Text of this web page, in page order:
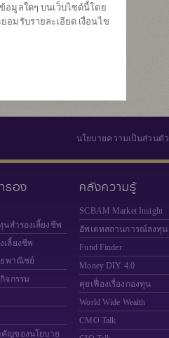
20.5281
อมูลใดๆ บนเว็บไซด์นี้โดย
อมรับรายละเอียด เงื่อนไข
นโยบายความเป็นส่วนตัว
รอง
นสำรองเลี้ยงชีพ
เลี้ยงชีพ
ยพาณิชย์
จกรรม
ญของนโยบาย
คลังความรู้
SCBAM Market Insight
อัพเดทสถานการณ์ลงทุน
Fund Finder
Money DIY 4.0
คุยเฟื่องเรื่องกองทุน
World Wide Wealth
CMO Talk